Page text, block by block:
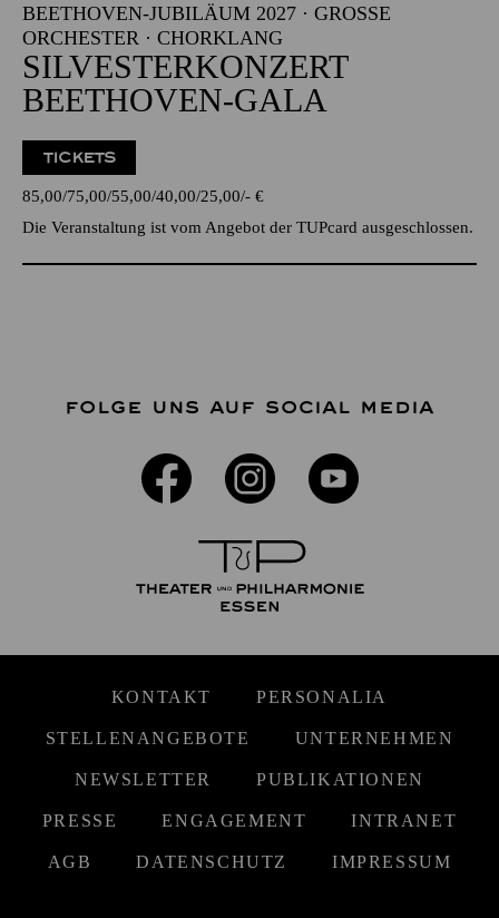
BEETHOVEN-JUBILÄUM 2027 · GROSSE O
RCHESTER · CHORKLANG
SILVESTERKONZERT
BEETHOVEN-GALA
TICKETS
85,00 75,00 55,00 40,00 25,00 - €
Die Veranstaltung ist vom Angebot der TUPcard ausgeschlossen.
FOLGE UNS AUF SOCIAL MEDIA
KONTAKT PERSONALIA
STELLENANGEBOTE UNTERNEHMEN
NEWSLETTER PUBLIKATIONEN
PRESSE ENGAGEMENT INTRANET
AGB DATENSCHUTZ IMPRESSUM